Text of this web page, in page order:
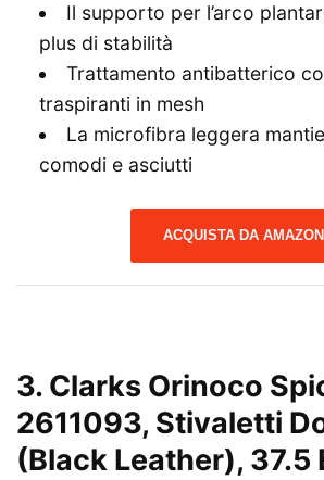
Il supporto per l’arco
plus di stabilità
Trattamento antibatterico
traspiranti in mesh
La microfibra leggera
comodi e asciutti
ACQUISTA DA AMAZON
3. Clarks Orinoco
2611093, Stivaletti
(Black Leather), 37.5